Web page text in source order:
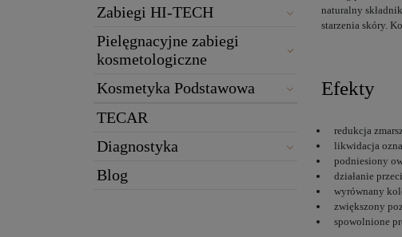
Zabiegi HI-TECH
Pielęgnacyjne zabiegi
kosmetologiczne
Kosmetyka Podstawowa
TECAR
Diagnostyka
Blog
naturalny
starzenia skóry.
Efekty
redukcja
likwidacja
podniesiony
działanie
wyrównany
zwiększony
spowolnione